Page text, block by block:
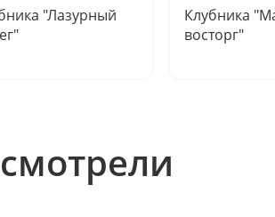
"Лазурный
Клубника
восторг"